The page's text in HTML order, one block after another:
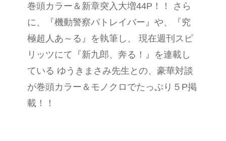
巻頭カラー＆新章突入大増44P！！ さら
に、『機動警察パトレイバー』や、『究
極超人あ～る』を執筆し、 現在週刊スピ
リッツにて『新九郎、奔る！』を連載し
ている ゆうきまさみ先生との、豪華対談
が巻頭カラー＆モノクロでたっぷり５P掲
載！！